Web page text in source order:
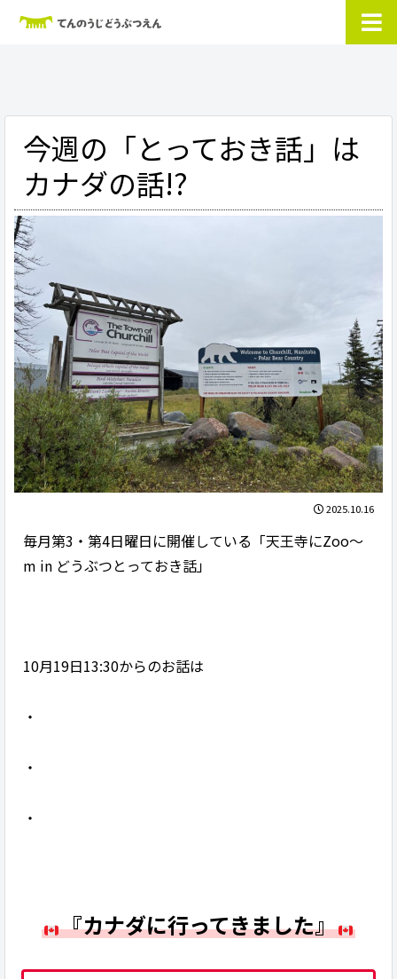
今週の「とっておき話」は
カナダの話!?
2025.10.16
毎月第3・第4日曜日に開催している「天王寺にZoo～
m in どうぶつとっておき話」
10月19日13:30からのお話は
・
・
・
『カナダに行ってきました』